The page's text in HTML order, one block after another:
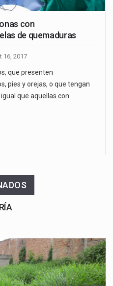
con
de quemaduras
16, 2017
que presenten
pies y orejas, o que tengan
que aquellas con